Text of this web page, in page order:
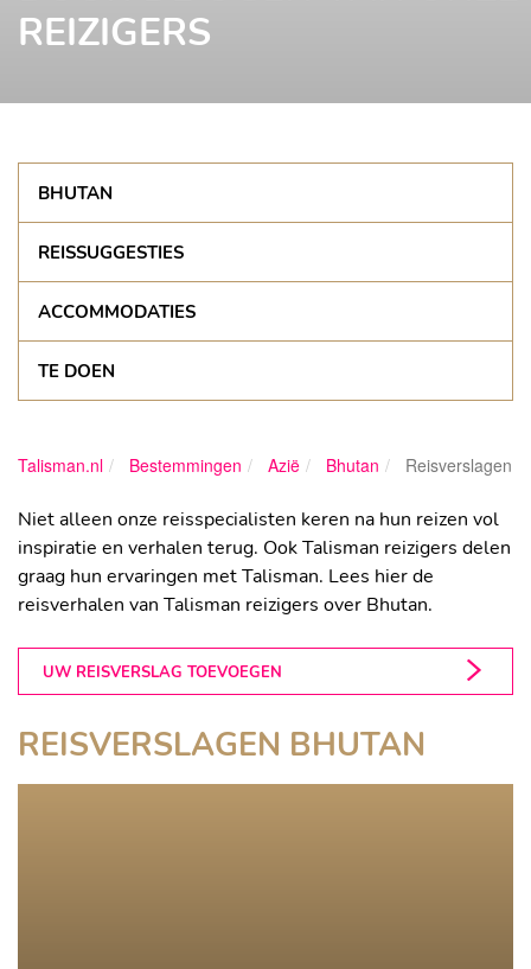
REIZIGERS
BHUTAN
REISSUGGESTIES
ACCOMMODATIES
TE DOEN
Talisman.nl Bestemmingen Azië Bhutan Reisverslagen
Niet alleen onze reisspecialisten keren na hun reizen vol
inspiratie en verhalen terug. Ook Talisman reizigers delen
graag hun ervaringen met Talisman. Lees hier de
reisverhalen van Talisman reizigers over Bhutan.
UW REISVERSLAG TOEVOEGEN
REISVERSLAGEN BHUTAN